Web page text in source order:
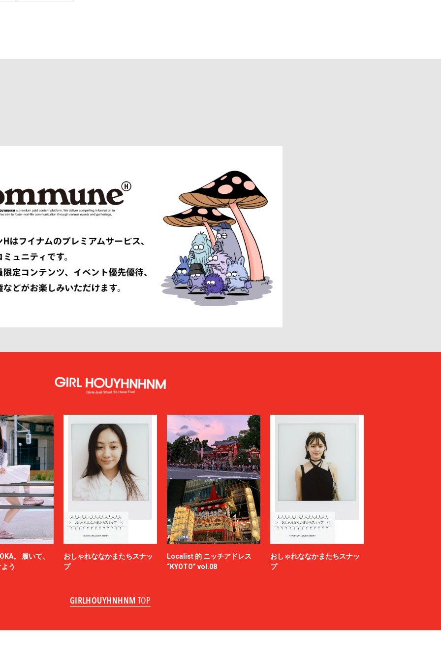
。 履いて、
う
おしゃれななかまたちスナッ
プ
Localist 的 ニッチアドレス
“KYOTO” vol.08
おしゃれななかまたちスナッ
プ
GIRLHOUYHNHNM TOP